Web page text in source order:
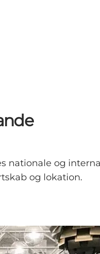
nationale og
og lokation.